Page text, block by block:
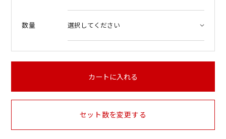
数量
カートに入れる
セット数を変更する